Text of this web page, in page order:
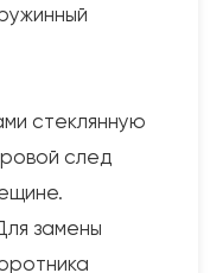
стеклянную
след
замены